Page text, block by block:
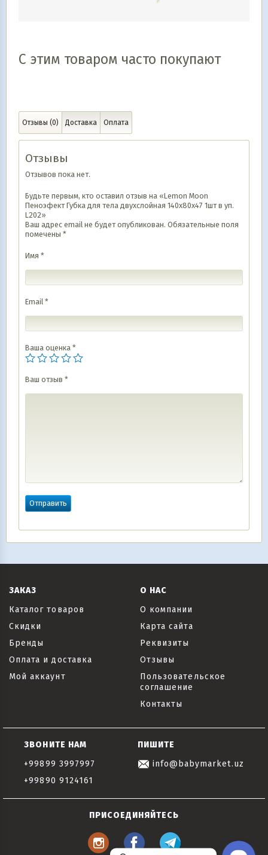
С этим товаром часто покупают
Отзывы (0) Доставка Оплата
Отзывы
Отзывов пока нет.
Будьте первым, кто оставил отзыв на «Lemon Moon
Пеноэфект Губка для тела двухслойная 140х80х47 1шт в уп.
L202»
Ваш адрес email не будет опубликован. Обязательные поля
помечены *
Имя *
Email *
Ваша оценка *
Ваш отзыв *
ЗАКАЗ
Каталог товаров
Скидки
Бренды
Оплата и доставка
Мой аккаунт
О НАС
О компании
Карта сайта
Реквизиты
Отзывы
Пользовательское
соглашение
Контакты
ЗВОНИТЕ НАМ
+99899 3997997
+99890 9124161
ПИШИТЕ
info@babymarket.uz
ПРИСОЕДИНЯЙТЕСЬ